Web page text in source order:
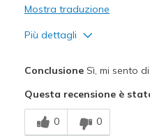
Mostra traduzione
Più dettagli
Migliori Utilizzi:
Work
ConclusioneSì, mi sento
Questa recensione è
0 0